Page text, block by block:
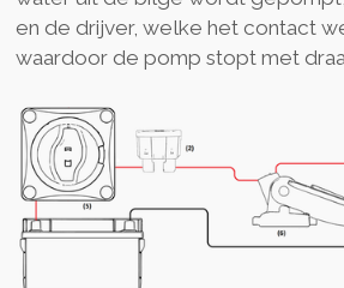
en de drijver, welke het contact
waardoor de pomp stopt met